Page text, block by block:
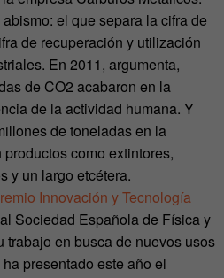
el que separa la cifra de
de recuperación y utilización
En 2011, argumenta,
de CO2 acabaron en la
de la actividad humana. Y
de toneladas en la
como extintores,
y un largo etcétera.
Innovación y Tecnología
Sociedad Española de Física y
trabajo en busca de nuevos usos
presentado este año el